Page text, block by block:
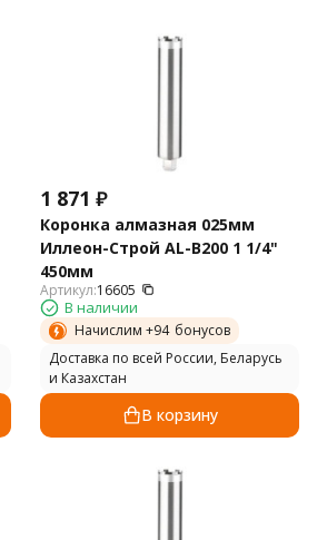
1 871 ₽
Коронка алмазная 025мм
Иллеон-Строй AL-B200 1 1/4"
450мм
Артикул:16605
В наличии
Начислим +94 бонусов
Доставка по всей России, Беларусь
и Казахстан
В корзину